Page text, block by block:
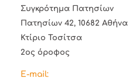
Συγκρότημα Πατησίων
Πατησίων 42, 10682 Αθήνα
Κτίριο Τοσίτσα
2ος όροφος
E-mail: